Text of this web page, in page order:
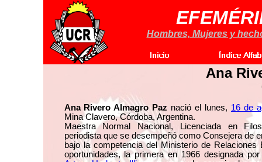
Hombres, Mujeres y
Ana
Ana Rivero Almagro Paz nació el lunes, 16 de
Mina Clavero, Córdoba, Argentina.
Maestra Normal Nacional, Licenciada en
periodista que se desempeñó como Consejera de
bajo la competencia del Ministerio de Relaciones
oportunidades, la primera en 1966 designada